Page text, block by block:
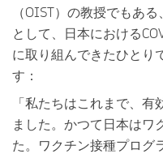
（OIST）の教授でもある、
として、日本における
に取り組んできたひとり
す：
「私たちはこれまで、
ました。かつて日本はワ
た。ワクチン接種プログ